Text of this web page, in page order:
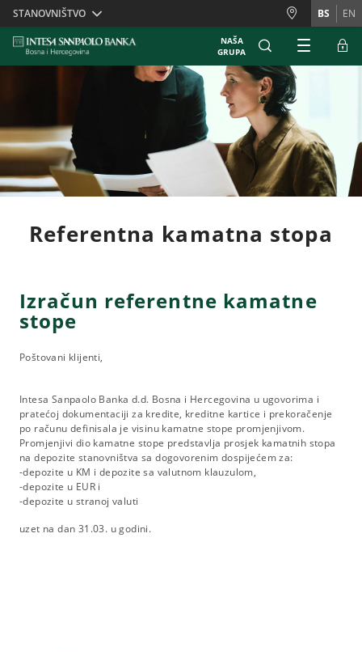
Skiplinks
STANOVNIŠTVO BS EN
NAŠA
GRUPA
Referentna kamatna stopa
Izračun referentne kamatne
stope
Poštovani klijenti,
Intesa Sanpaolo Banka d.d. Bosna i Hercegovina u ugovorima i
pratećoj dokumentaciji za kredite, kreditne kartice i prekoračenje
po računu definisala je visinu kamatne stope promjenjivom.
Promjenjivi dio kamatne stope predstavlja prosjek kamatnih stopa
na depozite stanovništva sa dogovorenim dospijećem za:
-depozite u KM i depozite sa valutnom klauzulom,
-depozite u EUR i
-depozite u stranoj valuti
uzet na dan 31.03. u godini.